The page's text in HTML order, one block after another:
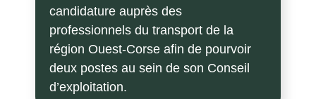
candidature auprès des
professionnels du transport de la
région Ouest-Corse afin de pourvoir
deux postes au sein de son Conseil
d’exploitation.